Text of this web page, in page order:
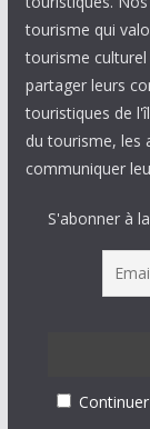
tourisme qui
tourisme
partager leurs
touristiques de
du tourisme, les
communiquer
S'abonner à